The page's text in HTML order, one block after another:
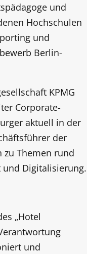
und
Hochschulen
und
Berlin-
KPMG
Corporate-
aktuell in der
der
zu Themen rund
und Digitalisierung.
„Hotel
und